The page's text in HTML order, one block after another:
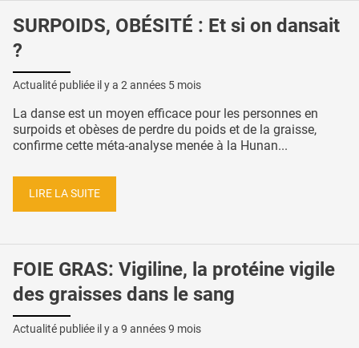
SURPOIDS, OBÉSITÉ : Et si on dansait
?
Actualité publiée il y a 2 années 5 mois
La danse est un moyen efficace pour les personnes en
surpoids et obèses de perdre du poids et de la graisse,
confirme cette méta-analyse menée à la Hunan...
LIRE LA SUITE
FOIE GRAS: Vigiline, la protéine vigile
des graisses dans le sang
Actualité publiée il y a 9 années 9 mois